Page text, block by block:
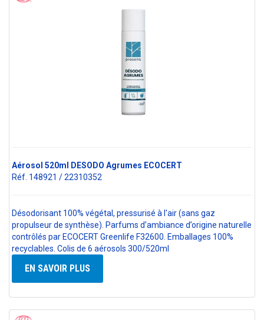
Aérosol 520ml DESODO Agrumes ECOCERT
Réf. 148921 / 22310352
Désodorisant 100% végétal, pressurisé à l'air (sans gaz
propulseur de synthèse). Parfums d’ambiance d’origine naturelle
contrôlés par ECOCERT Greenlife F32600. Emballages 100%
recyclables. Colis de 6 aérosols 300/520ml
EN SAVOIR PLUS